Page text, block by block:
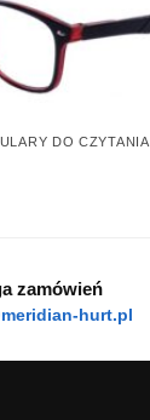
DO CZYTANIA
zamówień
hurt.pl